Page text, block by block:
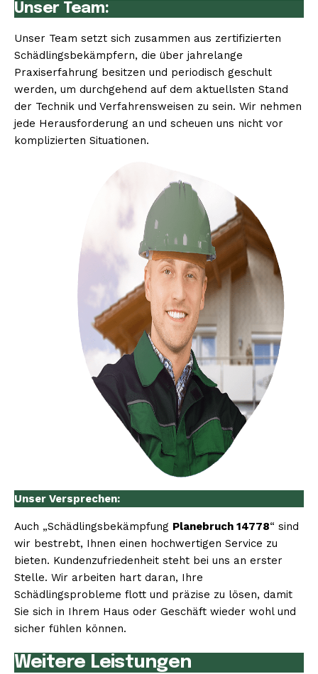
Unser Team:
Unser Team setzt sich zusammen aus zertifizierten
Schädlingsbekämpfern, die über jahrelange
Praxiserfahrung besitzen und periodisch geschult
werden, um durchgehend auf dem aktuellsten Stand
der Technik und Verfahrensweisen zu sein. Wir nehmen
jede Herausforderung an und scheuen uns nicht vor
komplizierten Situationen.
Unser Versprechen:
Auch „Schädlingsbekämpfung Planebruch 14778“ sind
wir bestrebt, Ihnen einen hochwertigen Service zu
bieten. Kundenzufriedenheit steht bei uns an erster
Stelle. Wir arbeiten hart daran, Ihre
Schädlingsprobleme flott und präzise zu lösen, damit
Sie sich in Ihrem Haus oder Geschäft wieder wohl und
sicher fühlen können.
Weitere Leistungen